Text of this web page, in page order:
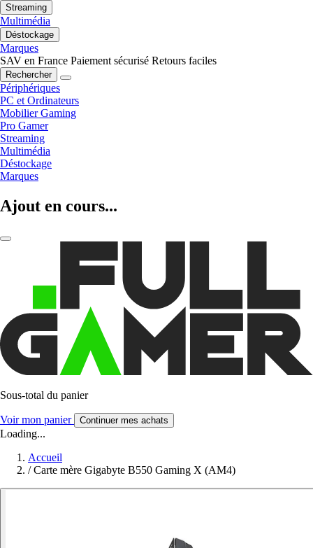
Streaming
Multimédia
Déstockage
Marques
SAV en France Paiement sécurisé Retours faciles
Rechercher
Périphériques
PC et Ordinateurs
Mobilier Gaming
Pro Gamer
Streaming
Multimédia
Déstockage
Marques
Ajout en cours...
Sous-total du panier
Voir mon panier Continuer mes achats
Loading...
Accueil
/ Carte mère Gigabyte B550 Gaming X (AM4)